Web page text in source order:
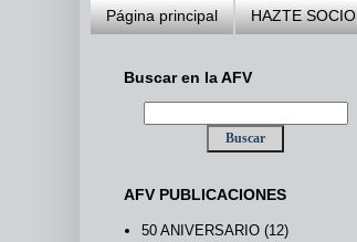
Página principal HAZTE SOCIO
Buscar en la AFV
AFV PUBLICACIONES
50 ANIVERSARIO (12)